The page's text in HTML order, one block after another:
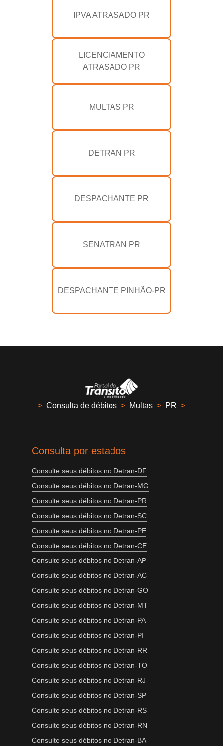
IPVA ATRASADO PR
LICENCIAMENTO
ATRASADO PR
MULTAS PR
DETRAN PR
DESPACHANTE PR
SENATRAN PR
DESPACHANTE PINHÃO-PR
> Consulta de débitos > Multas > PR >
Consulta por estados
Consulte seus débitos no Detran-DF
Consulte seus débitos no Detran-MG
Consulte seus débitos no Detran-PR
Consulte seus débitos no Detran-SC
Consulte seus débitos no Detran-PE
Consulte seus débitos no Detran-CE
Consulte seus débitos no Detran-AP
Consulte seus débitos no Detran-AC
Consulte seus débitos no Detran-GO
Consulte seus débitos no Detran-MT
Consulte seus débitos no Detran-PA
Consulte seus débitos no Detran-PI
Consulte seus débitos no Detran-RR
Consulte seus débitos no Detran-TO
Consulte seus débitos no Detran-RJ
Consulte seus débitos no Detran-SP
Consulte seus débitos no Detran-RS
Consulte seus débitos no Detran-RN
Consulte seus débitos no Detran-BA